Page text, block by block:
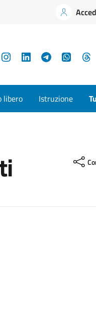
InstagramLinkedInTelegram
libero Istruzione